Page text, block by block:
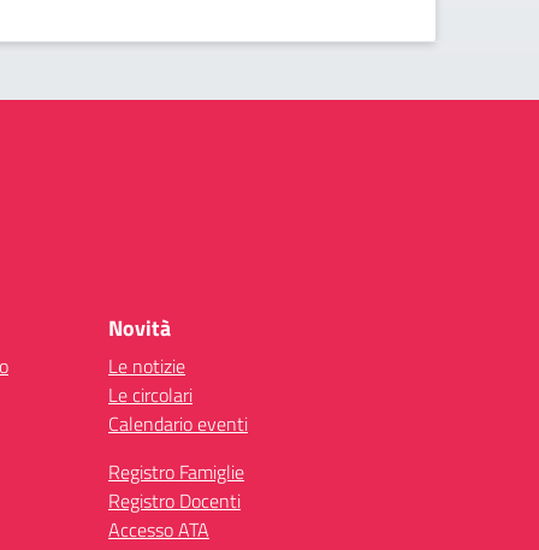
Novità
Le notizie
Le circolari
Calendario eventi
Registro Famiglie
Registro Docenti
Accesso ATA